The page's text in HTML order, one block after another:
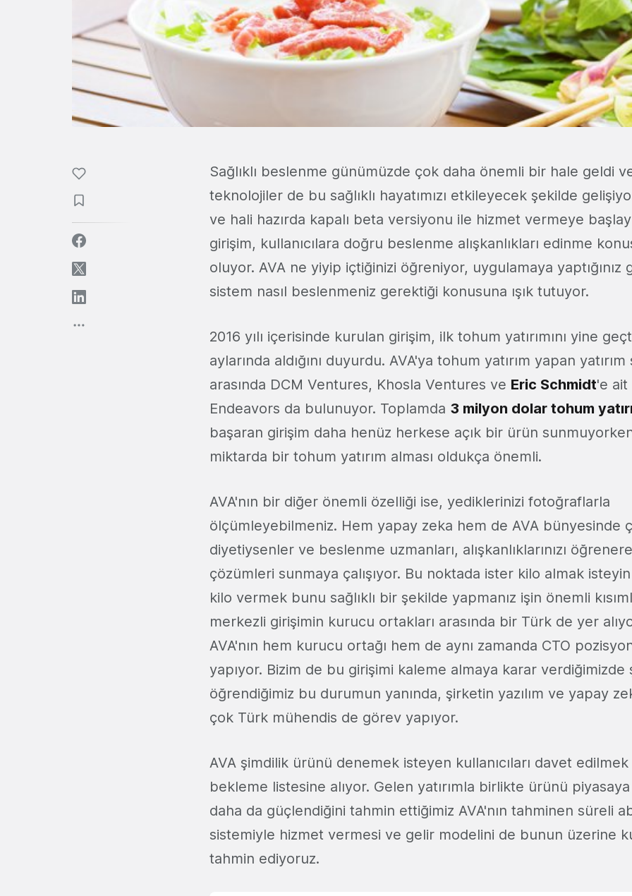
Sağlıklı beslenme günümüzde çok daha önemli bir hale geldi ve
teknolojiler de bu sağlıklı hayatımızı etkileyecek şekilde
ve hali hazırda kapalı beta versiyonu ile hizmet vermeye
girişim, kullanıcılara doğru beslenme alışkanlıkları edinme
oluyor. AVA ne yiyip içtiğinizi öğreniyor, uygulamaya
sistem nasıl beslenmeniz gerektiği konusuna ışık tutuyor.
2016 yılı içerisinde kurulan girişim, ilk tohum yatırımını yine
aylarında aldığını duyurdu. AVA'ya tohum yatırım yapan
arasında DCM Ventures, Khosla Ventures ve Eric Schmidt'e ait
Endeavors da bulunuyor. Toplamda 3 milyon dolar tohum
başaran girişim daha henüz herkese açık bir ürün
miktarda bir tohum yatırım alması oldukça önemli.
AVA'nın bir diğer önemli özelliği ise, yediklerinizi fotoğraflarla
ölçümleyebilmeniz. Hem yapay zeka hem de AVA bünyesinde
diyetiysenler ve beslenme uzmanları, alışkanlıklarınızı
çözümleri sunmaya çalışıyor. Bu noktada ister kilo almak
kilo vermek bunu sağlıklı bir şekilde yapmanız işin önemli
merkezli girişimin kurucu ortakları arasında bir Türk de yer
AVA'nın hem kurucu ortağı hem de aynı zamanda CTO
yapıyor. Bizim de bu girişimi kaleme almaya karar verdiğimizde
öğrendiğimiz bu durumun yanında, şirketin yazılım ve yapay
çok Türk mühendis de görev yapıyor.
AVA şimdilik ürünü denemek isteyen kullanıcıları davet
bekleme listesine alıyor. Gelen yatırımla birlikte ürünü
daha da güçlendiğini tahmin ettiğimiz AVA'nın tahminen süreli
sistemiyle hizmet vermesi ve gelir modelini de bunun üzerine
tahmin ediyoruz.